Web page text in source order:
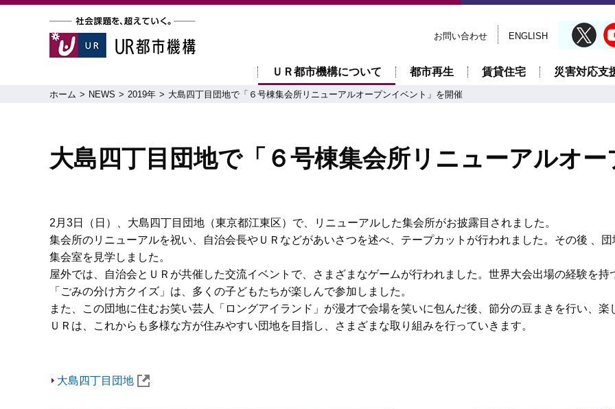
お問い合わせ ENGLISH
ＵＲ都市機構について 都市再生 賃貸住宅 災害対応支
ホーム NEWS 2019年 大島四丁目団地で「６号棟集会所リニューアルオープンイベント」を開催
大島四丁目団地で「６号棟集会所リニューアルオ
2月3日（日）、大島四丁目団地（東京都江東区）で、リニューアルした集会所がお披露目されました。
集会所のリニューアルを祝い、自治会長やＵＲなどがあいさつを述べ、テープカットが行われました。その後 、
集会室を見学しました。
屋外では、自治会とＵＲが共催した交流イベントで、さまざまなゲームが行われました。世界大会出場の経験を
「ごみの分け方クイズ」は、多くの子どもたちが楽しんで参加しました。
また、この団地に住むお笑い芸人「ロングアイランド」が漫才で会場を笑いに包んだ後、節分の豆まきを行い、
ＵＲは、これからも多様な方が住みやすい団地を目指し、さまざまな取り組みを行っていきます。
大島四丁目団地